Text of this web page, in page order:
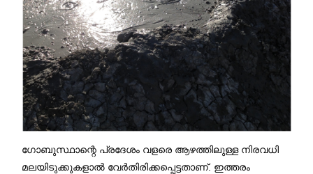
ഗോബുസ്ഥാന്റെ പ്രദേശം വളരെ ആഴത്തിലുള്ള നിരവധി
മലയിടുക്കുകളാൽ വേർതിരിക്കപ്പെട്ടതാണ്. ഇത്തരം